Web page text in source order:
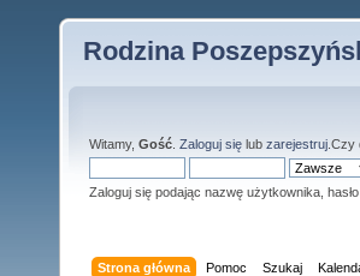
Rodzina
Witamy, Gość Zaloguj się lub zarejestruj .Czy
Zaloguj się podając nazwę użytkownika,
Strona główna Pomoc Szukaj